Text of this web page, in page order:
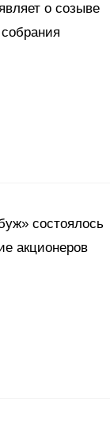
о созыве
состоялось
акционеров